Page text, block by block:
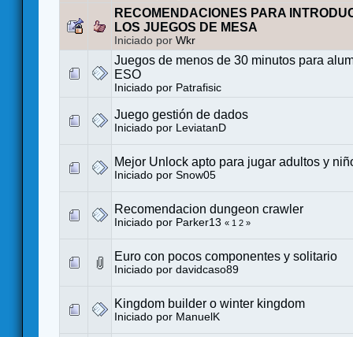
RECOMENDACIONES PARA
LOS JUEGOS DE MESA
Iniciado por Wkr
Juegos de menos de 30 minutos para
ESO
Iniciado por Patrafisic
Juego gestión de dados
Iniciado por LeviatanD
Mejor Unlock apto para jugar adultos y
Iniciado por Snow05
Recomendacion dungeon crawler
Iniciado por Parker13 « 1 2 »
Euro con pocos componentes y solitario
Iniciado por davidcaso89
Kingdom builder o winter kingdom
Iniciado por ManuelK